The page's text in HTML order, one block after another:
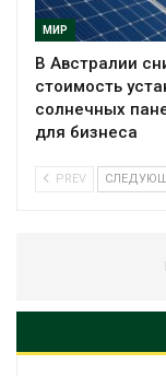
МИР
В Австралии
стоимость
солнечных
для бизнеса
PREV